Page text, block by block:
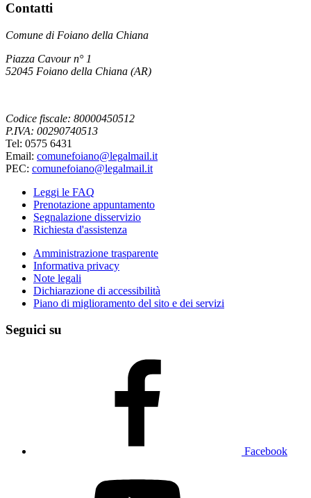
Contatti
Comune di Foiano della Chiana
Piazza Cavour n° 1
52045 Foiano della Chiana (AR)
Codice fiscale: 80000450512
P.IVA: 00290740513
Tel: 0575 6431
Email: comunefoiano@legalmail.it
PEC: comunefoiano@legalmail.it
Leggi le FAQ
Prenotazione appuntamento
Segnalazione disservizio
Richiesta d'assistenza
Amministrazione trasparente
Informativa privacy
Note legali
Dichiarazione di accessibilità
Piano di miglioramento del sito e dei servizi
Seguici su
Facebook